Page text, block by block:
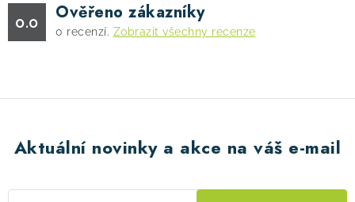
0.0 Ověřeno zákazníky
0 recenzí. Zobrazit všechny recenze
Aktuální novinky a akce na váš e-mail